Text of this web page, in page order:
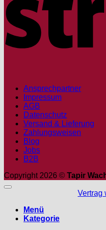
Ansprechpartner
Impressum
AGB
Datenschutz
Versand & Lieferung
Zahlungsweisen
Blog
Jobs
B2B
Copyright 2026 © Tapir
Vertrag
Menü
Kategorie